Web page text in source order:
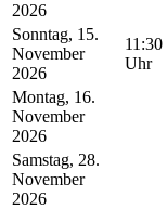
2026
Sonntag, 15.
November
2026
11:30
Uhr
Montag, 16.
November
2026
Samstag, 28.
November
2026